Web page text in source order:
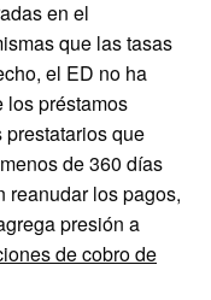
en el
que las tasas
el ED no ha
préstamos
que
de 360 ​​días
reanudar los pagos,
presión a
de cobro de